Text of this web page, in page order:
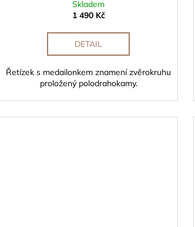
Skladem
1 490 Kč
DETAIL
Řetízek s medailonkem znamení zvěrokruhu
proložený polodrahokamy.